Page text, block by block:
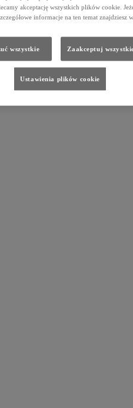
akceptację wszystkich plików cookie.
informacje na ten temat znajdziesz
wszystkie Zaakceptuj
Ustawienia plików cookie